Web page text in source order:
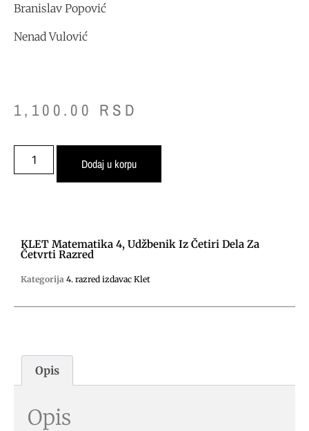
Branislav Popović
Nenad Vulović
1,100.00 RSD
Dodaj u korpu
KLET Matematika 4, Udžbenik Iz Četiri Dela Za
Četvrti Razred
Kategorija 4. razred izdavac Klet
Opis
Opis